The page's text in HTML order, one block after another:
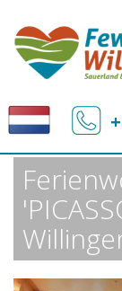
Fewo-Zentrale
Ferienwohnung